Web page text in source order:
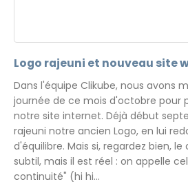
Logo rajeuni et nouveau site
Dans l'équipe Clikube, nous avons
journée de ce mois d'octobre pour
notre site internet. Déjà début
rajeuni notre ancien Logo, en lui
d'équilibre. Mais si, regardez bien,
subtil, mais il est réel : on appelle
continuité" (hi hi...